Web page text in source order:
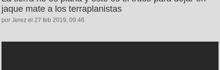
jaque mate a los terraplanistas
por Jerez el 27 feb 2019, 09:46